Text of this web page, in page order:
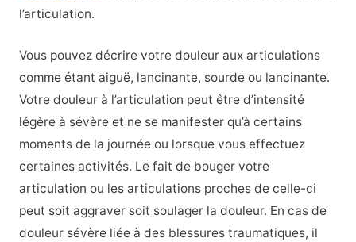
l’articulation.
Vous pouvez décrire votre douleur aux articulations
comme étant aiguë, lancinante, sourde ou lancinante.
Votre douleur à l’articulation peut être d’intensité
légère à sévère et ne se manifester qu’à certains
moments de la journée ou lorsque vous effectuez
certaines activités. Le fait de bouger votre
articulation ou les articulations proches de celle-ci
peut soit aggraver soit soulager la douleur. En cas de
douleur sévère liée à des blessures traumatiques, il